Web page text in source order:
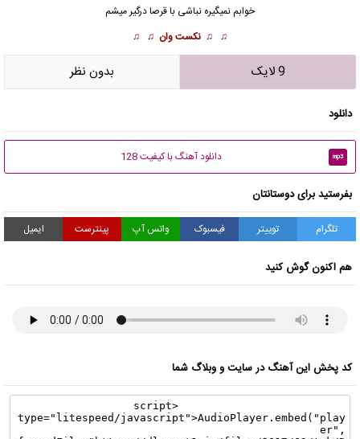
خوابم نمیگیره نباشی با قرصا درگیر میشم
♫ ♫ نکست وان ♫ ♫
9 لایک بدون نظر
دانلود
mp3 دانلود آهنگ با کیفیت 128
بفرستید برای دوستانتان
تلگرام توییتر فیسبوک واتس آپ پینترست ایمیل
هم اکنون گوش کنید
کد پخش این آهنگ در سایت و وبلاگ شما